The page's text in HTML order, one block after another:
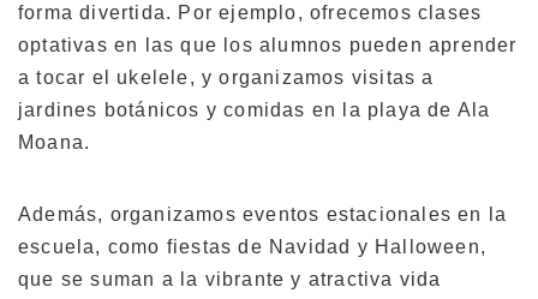
Tarifas
Matrícula para nuevos estudiantes con
visados F-1
Matrícula para Kama’aina (ciudadanos
estadounidenses o titulares de la tarjeta
forma divertida. Por ejemplo, ofrecemos clases
optativas en las que los alumnos pueden aprender
a tocar el ukelele, y organizamos visitas a
jardines botánicos y comidas en la playa de Ala
Moana.
Además, organizamos eventos estacionales en la
escuela, como fiestas de Navidad y Halloween,
que se suman a la vibrante y atractiva vida